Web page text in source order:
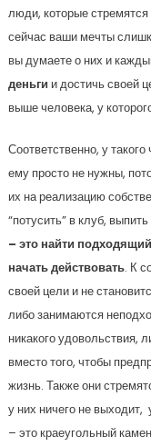
люди, которые
сейчас ваши мечты
вы думаете о них и
деньги и достичь своей
выше человека, у
Соответственно, у
ему просто не нужны,
их на реализацию
“потусить” в клуб,
– это найти
начать действовать. К
своей цели и не
либо занимаются
никакого удовольствия,
вместо того, чтобы
жизнь. Также они
у них ничего не
– это краеугольный